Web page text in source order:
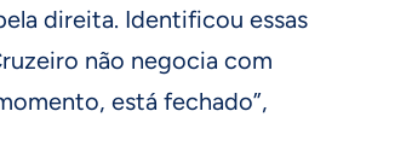
direita. Identificou essas
não negocia com
está fechado”,